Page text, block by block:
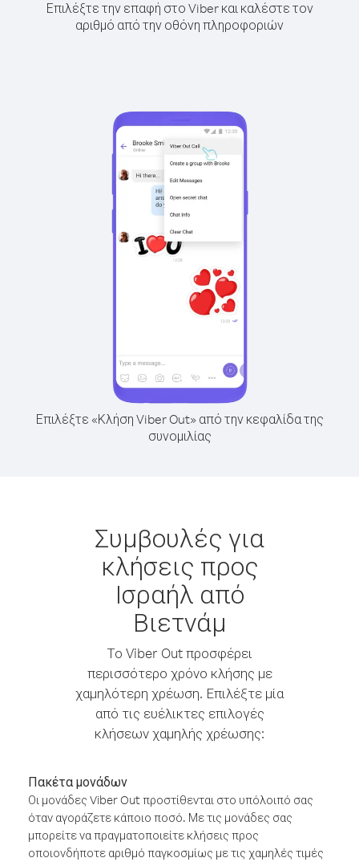
Επιλέξτε την επαφή στο Viber και καλέστε τον
αριθμό από την οθόνη πληροφοριών
Επιλέξτε «Κλήση Viber Out» από την κεφαλίδα της
συνομιλίας
Συμβουλές για
κλήσεις προς
Ισραήλ από
Βιετνάμ
Το Viber Out προσφέρει
περισσότερο χρόνο κλήσης με
χαμηλότερη χρέωση. Επιλέξτε μία
από τις ευέλικτες επιλογές
κλήσεων χαμηλής χρέωσης:
Πακέτα μονάδων
Οι μονάδες Viber Out προστίθενται στο υπόλοιπό σας
όταν αγοράζετε κάποιο ποσό. Με τις μονάδες σας
μπορείτε να πραγματοποιείτε κλήσεις προς
οποιονδήποτε αριθμό παγκοσμίως με τις χαμηλές τιμές